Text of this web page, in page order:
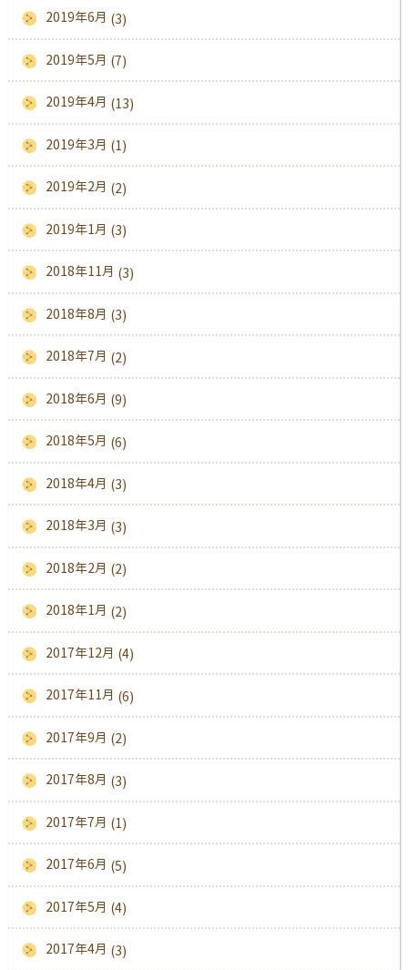
2019年6月 (3)
2019年5月 (7)
2019年4月 (13)
2019年3月 (1)
2019年2月 (2)
2019年1月 (3)
2018年11月 (3)
2018年8月 (3)
2018年7月 (2)
2018年6月 (9)
2018年5月 (6)
2018年4月 (3)
2018年3月 (3)
2018年2月 (2)
2018年1月 (2)
2017年12月 (4)
2017年11月 (6)
2017年9月 (2)
2017年8月 (3)
2017年7月 (1)
2017年6月 (5)
2017年5月 (4)
2017年4月 (3)